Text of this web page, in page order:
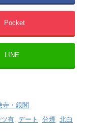
Pocket
LINE
寺・銀閣
ツ有 デート 分煙 北白